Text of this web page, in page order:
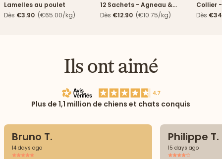
Lamelles au poulet
Dès €3.90 (€65.00/kg)
12 Sachets - Agneau &
haricots verts
Dès €12.90 (€10.75/kg)
Collier
Dès
Ils ont aimé
Plus de 1,1 million de chiens et chats conquis
Bruno T.
14 days ago
Philippe T.
15 days ago